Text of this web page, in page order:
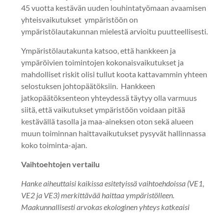
45 vuotta kestävän uuden louhintatyömaan avaamisen
yhteisvaikutukset ympäristöön on
ympäristölautakunnan mielestä arvioitu puutteellisesti.
Ympäristölautakunta katsoo, että hankkeen ja
ympäröivien toimintojen kokonaisvaikutukset ja
mahdolliset riskit olisi tullut koota kattavammin yhteen
selostuksen johtopäätöksiin. Hankkeen
jatkopäätöksenteon yhteydessä täytyy olla varmuus
siitä, että vaikutukset ympäristöön voidaan pitää
kestävällä tasolla ja maa-aineksen oton sekä alueen
muun toiminnan haittavaikutukset pysyvät hallinnassa
koko toiminta-ajan.
Vaihtoehtojen vertailu
Hanke aiheuttaisi kaikissa esitetyissä vaihtoehdoissa (VE1,
VE2 ja VE3) merkittävää haittaa ympäristölleen.
Maakunnallisesti arvokas ekologinen yhteys katkeaisi